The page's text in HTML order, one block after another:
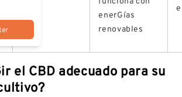
enerGías
renovables
el CBD adecuado para su